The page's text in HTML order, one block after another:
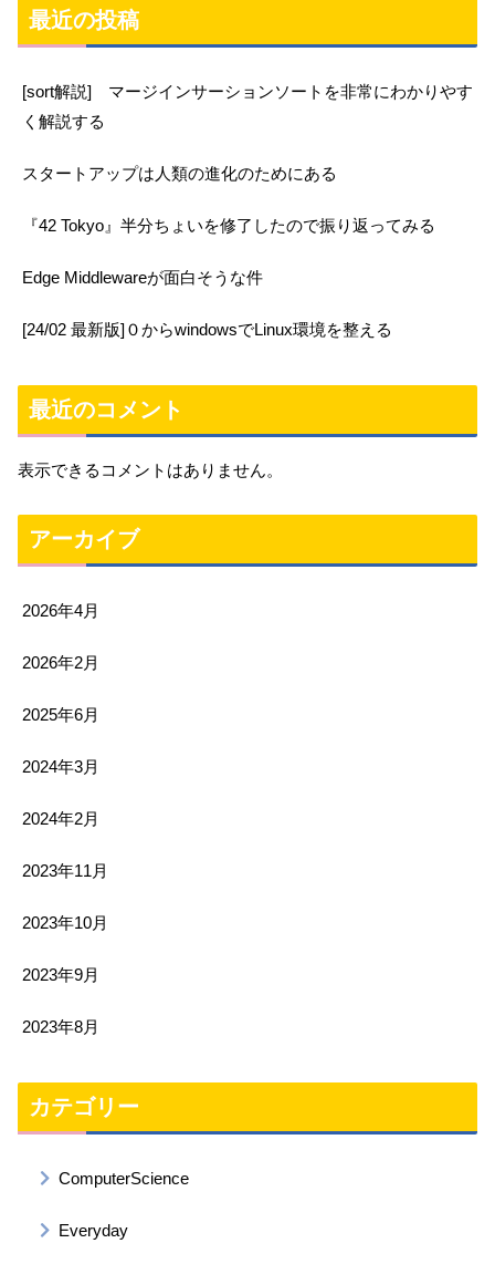
最近の投稿
[sort解説] マージインサーションソートを非常にわかりやす
く解説する
スタートアップは人類の進化のためにある
『42 Tokyo』半分ちょいを修了したので振り返ってみる
Edge Middlewareが面白そうな件
[24/02 最新版]０からwindowsでLinux環境を整える
最近のコメント
表示できるコメントはありません。
アーカイブ
2026年4月
2026年2月
2025年6月
2024年3月
2024年2月
2023年11月
2023年10月
2023年9月
2023年8月
カテゴリー
ComputerScience
Everyday